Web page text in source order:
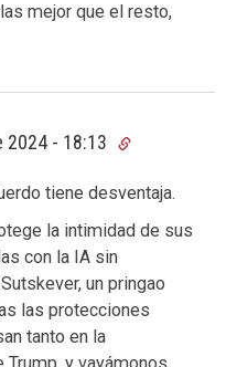
mejor que el resto,
2024 - 18:13
tiene desventaja.
la intimidad de sus
con la IA sin
un pringao
las protecciones
tanto en la